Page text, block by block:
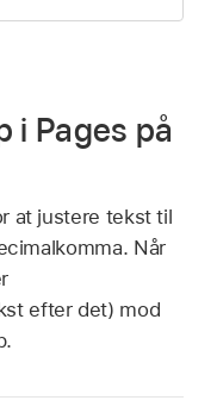
i Pages på
at justere tekst til
Når
efter det) mod